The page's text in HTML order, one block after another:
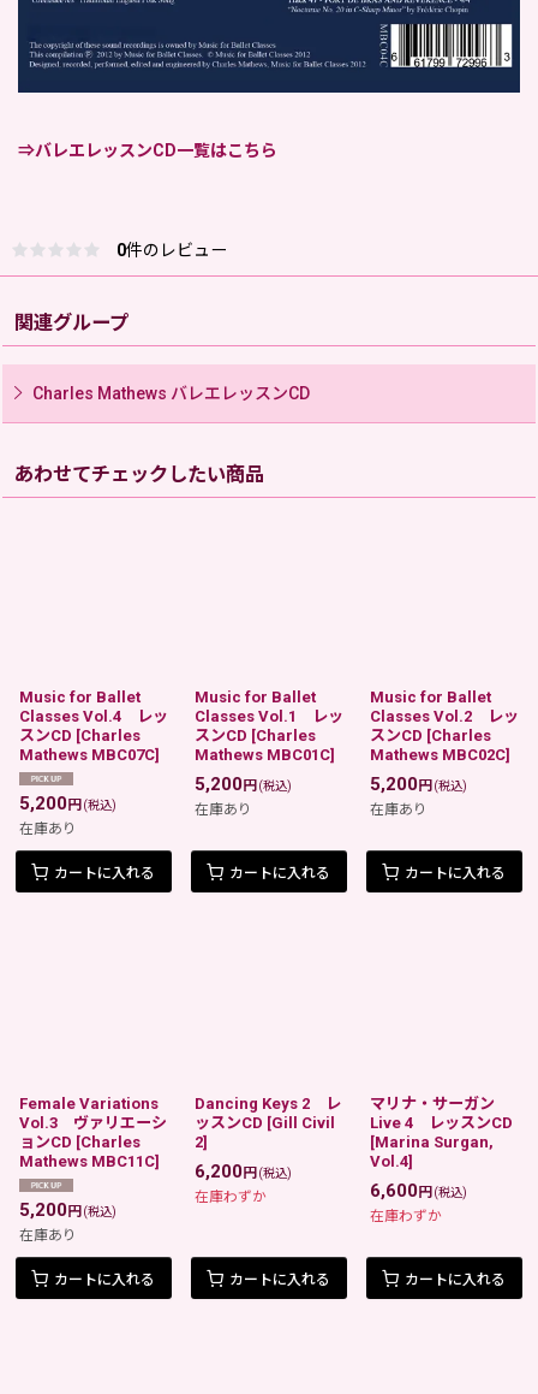
⇒バレエレッスンCD一覧はこちら
0件のレビュー
関連グループ
Charles Mathews バレエレッスンCD
あわせてチェックしたい商品
Music for Ballet
Classes Vol.4 レッ
スンCD [Charles
Mathews MBC07C]
5,200円(税込)
在庫あり
カートに入れる
Music for Ballet
Classes Vol.1 レッ
スンCD [Charles
Mathews MBC01C]
5,200円(税込)
在庫あり
カートに入れる
Music for Ballet
Classes Vol.2 レッ
スンCD [Charles
Mathews MBC02C]
5,200円(税込)
在庫あり
カートに入れる
Female Variations
Vol.3 ヴァリエーシ
ョンCD [Charles
Mathews MBC11C]
5,200円(税込)
在庫あり
カートに入れる
Dancing Keys 2 レ
ッスンCD [Gill Civil
2]
6,200円(税込)
在庫わずか
カートに入れる
マリナ・サーガン
Live 4 レッスンCD
[Marina Surgan,
Vol.4]
6,600円(税込)
在庫わずか
カートに入れる